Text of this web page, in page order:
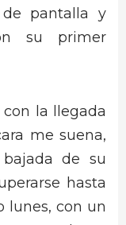
de pantalla y
su primer
la llegada
me suena,
de su
hasta
lunes, con un